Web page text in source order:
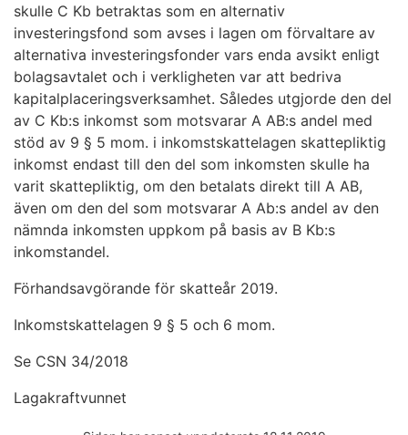
skulle C Kb betraktas som en alternativ
investeringsfond som avses i lagen om förvaltare av
alternativa investeringsfonder vars enda avsikt enligt
bolagsavtalet och i verkligheten var att bedriva
kapitalplaceringsverksamhet. Således utgjorde den del
av C Kb:s inkomst som motsvarar A AB:s andel med
stöd av 9 § 5 mom. i inkomstskattelagen skattepliktig
inkomst endast till den del som inkomsten skulle ha
varit skattepliktig, om den betalats direkt till A AB,
även om den del som motsvarar A Ab:s andel av den
nämnda inkomsten uppkom på basis av B Kb:s
inkomstandel.
Förhandsavgörande för skatteår 2019.
Inkomstskattelagen 9 § 5 och 6 mom.
Se CSN 34/2018
Lagakraftvunnet